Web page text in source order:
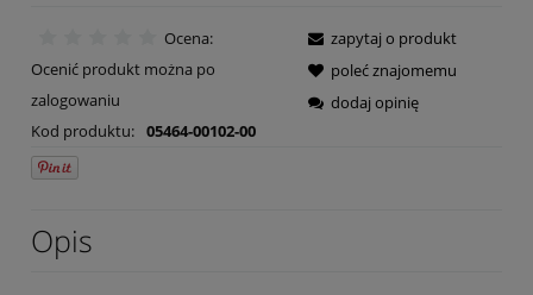
Ocena:
Ocenić produkt można po
zalogowaniu
Kod produktu: 05464-00102-00
zapytaj o produkt
poleć znajomemu
dodaj opinię
Opis